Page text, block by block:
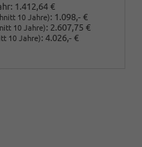
1.412,64 €
10 Jahre): 1.098,- €
10 Jahre): 2.607,75 €
10 Jahre): 4.026,- €